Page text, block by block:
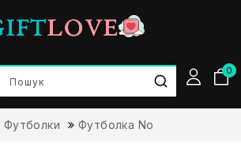
0
Футболки Футболка No